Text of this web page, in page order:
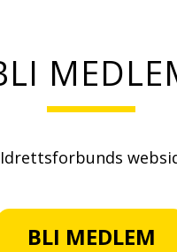
BLI MEDLEM